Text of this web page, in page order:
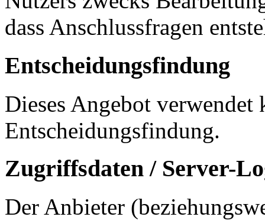
dass Anschlussfragen
Entscheidungsfindung
Dieses Angebot verwendet
Entscheidungsfindung.
Zugriffsdaten / Server-
Der Anbieter